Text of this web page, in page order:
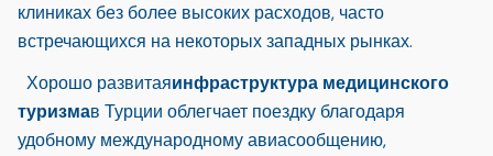
клиниках без более высоких расходов, часто
встречающихся на некоторых западных рынках.
Хорошо развитаяинфраструктура медицинского
туризмав Турции облегчает поездку благодаря
удобному международному авиасообщению,